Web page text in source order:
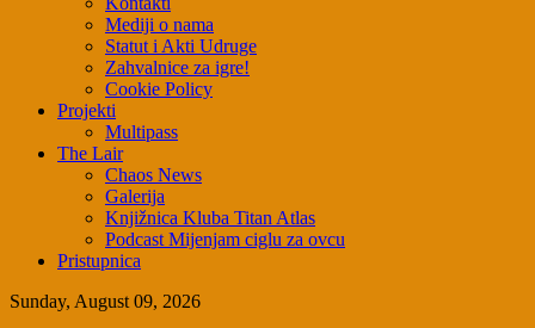
Mediji o nama
Statut i Akti Udruge
Zahvalnice za igre!
Cookie Policy
Projekti
Multipass
The Lair
Chaos News
Galerija
Knjižnica Kluba Titan Atlas
Podcast Mijenjam ciglu za ovcu
Pristupnica
Sunday, August 09, 2026